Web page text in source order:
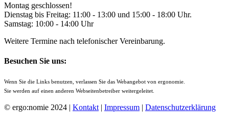
Montag geschlossen!
Dienstag bis Freitag: 11:00 - 13:00 und 15:00 - 18:00 Uhr.
Samstag: 10:00 - 14:00 Uhr
Weitere Termine nach telefonischer Vereinbarung.
Besuchen Sie uns:
Wenn Sie die Links benutzen, verlassen Sie das Webangebot von ergonomie.
Sie werden auf einen anderen Webseitenbetreiber weitergeleitet.
© ergo:nomie 2024 | Kontakt | Impressum | Datenschutzerklärung